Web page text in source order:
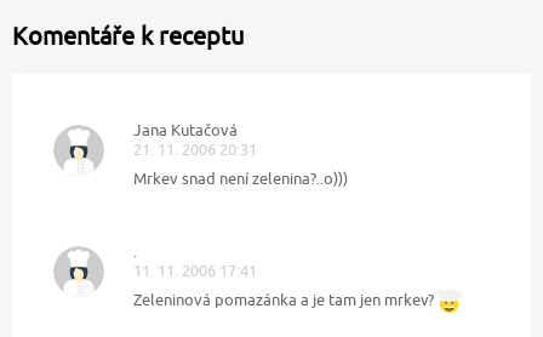
Komentáře k receptu
Jana Kutačová
21. 11. 2006 20:31
Mrkev snad není zelenina?..o)))
11. 11. 2006 17:41
Zeleninová pomazánka a je tam jen mrkev?